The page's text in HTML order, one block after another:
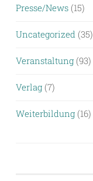
Presse/News (15)
Uncategorized (35)
Veranstaltung (93)
Verlag (7)
Weiterbildung (16)